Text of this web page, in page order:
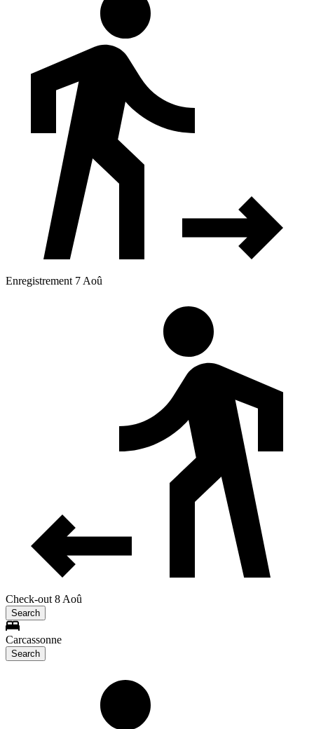
Enregistrement 7 Aoû
Check-out 8 Aoû
Search
Carcassonne
Search